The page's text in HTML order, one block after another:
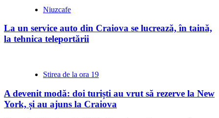
Niuzcafe
La un service auto din Craiova se lucrează, în taină,
la tehnica teleportării
Stirea de la ora 19
A devenit modă: doi turiști au vrut să rezerve la New
York, și au ajuns la Craiova